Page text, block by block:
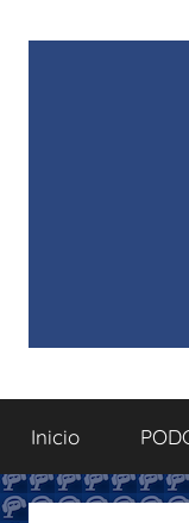
La
sobre
el
del
Inicio